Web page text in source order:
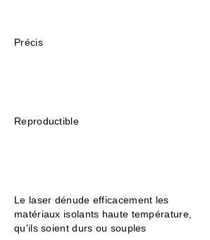
Précis
Reproductible
Le laser dénude efficacement les
matériaux isolants haute température,
qu'ils soient durs ou souples